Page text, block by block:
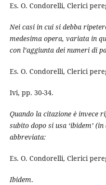
Es. O. Condorelli, Clerici
Nei casi in cui si debba
medesima opera, variata in
con l’aggiunta dei numeri di
Es. O. Condorelli, Clerici
Ivi, pp. 30-34.
Quando la citazione è invece
subito dopo si usa ‘ibidem’
abbreviata:
Es. O. Condorelli, Clerici
Ibidem.